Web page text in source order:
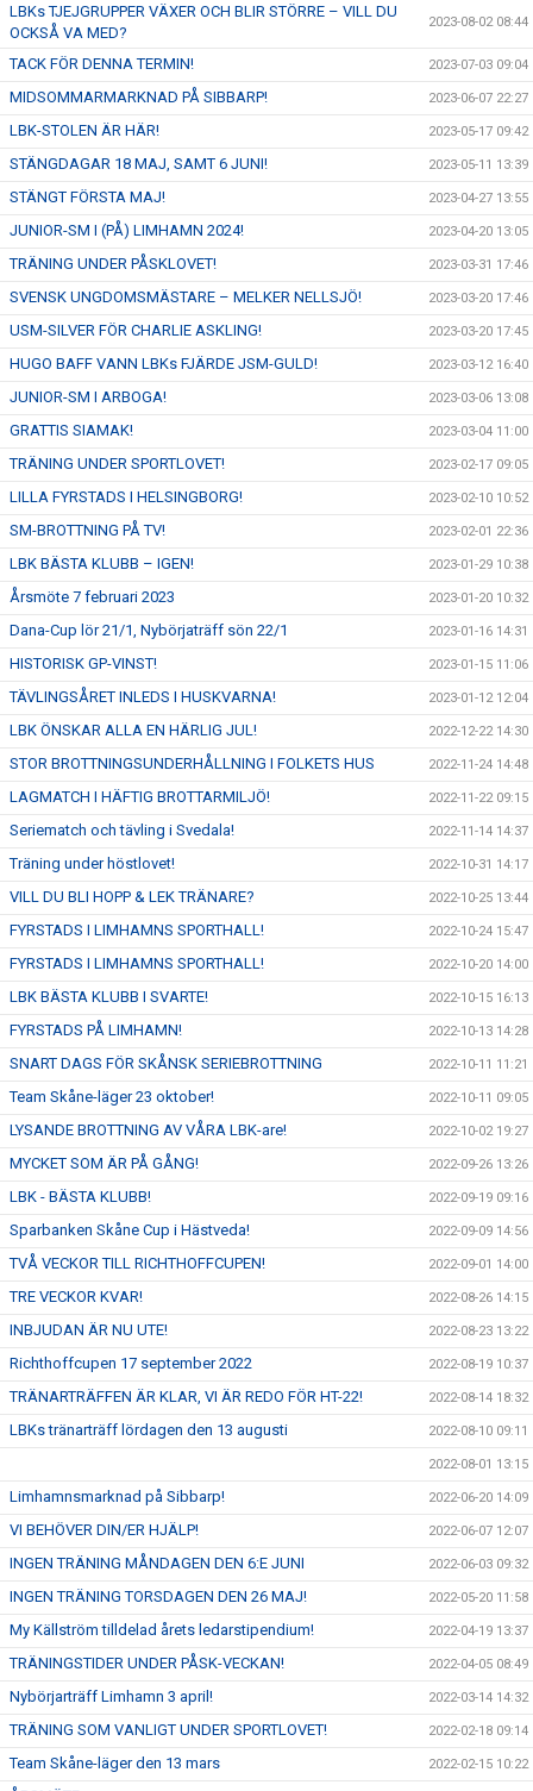
LBKs TJEJGRUPPER VÄXER OCH BLIR STÖRRE – VILL DU
OCKSÅ VA MED?
2023-08-02 08:44
TACK FÖR DENNA TERMIN! 2023-07-03 09:04
MIDSOMMARMARKNAD PÅ SIBBARP! 2023-06-07 22:27
LBK-STOLEN ÄR HÄR! 2023-05-17 09:42
STÄNGDAGAR 18 MAJ, SAMT 6 JUNI! 2023-05-11 13:39
STÄNGT FÖRSTA MAJ! 2023-04-27 13:55
JUNIOR-SM I (PÅ) LIMHAMN 2024! 2023-04-20 13:05
TRÄNING UNDER PÅSKLOVET! 2023-03-31 17:46
SVENSK UNGDOMSMÄSTARE – MELKER NELLSJÖ! 2023-03-20 17:46
USM-SILVER FÖR CHARLIE ASKLING! 2023-03-20 17:45
HUGO BAFF VANN LBKs FJÄRDE JSM-GULD! 2023-03-12 16:40
JUNIOR-SM I ARBOGA! 2023-03-06 13:08
GRATTIS SIAMAK! 2023-03-04 11:00
TRÄNING UNDER SPORTLOVET! 2023-02-17 09:05
LILLA FYRSTADS I HELSINGBORG! 2023-02-10 10:52
SM-BROTTNING PÅ TV! 2023-02-01 22:36
LBK BÄSTA KLUBB – IGEN! 2023-01-29 10:38
Årsmöte 7 februari 2023 2023-01-20 10:32
Dana-Cup lör 21/1, Nybörjaträff sön 22/1 2023-01-16 14:31
HISTORISK GP-VINST! 2023-01-15 11:06
TÄVLINGSÅRET INLEDS I HUSKVARNA! 2023-01-12 12:04
LBK ÖNSKAR ALLA EN HÄRLIG JUL! 2022-12-22 14:30
STOR BROTTNINGSUNDERHÅLLNING I FOLKETS HUS 2022-11-24 14:48
LAGMATCH I HÄFTIG BROTTARMILJÖ! 2022-11-22 09:15
Seriematch och tävling i Svedala! 2022-11-14 14:37
Träning under höstlovet! 2022-10-31 14:17
VILL DU BLI HOPP & LEK TRÄNARE? 2022-10-25 13:44
FYRSTADS I LIMHAMNS SPORTHALL! 2022-10-24 15:47
FYRSTADS I LIMHAMNS SPORTHALL! 2022-10-20 14:00
LBK BÄSTA KLUBB I SVARTE! 2022-10-15 16:13
FYRSTADS PÅ LIMHAMN! 2022-10-13 14:28
SNART DAGS FÖR SKÅNSK SERIEBROTTNING 2022-10-11 11:21
Team Skåne-läger 23 oktober! 2022-10-11 09:05
LYSANDE BROTTNING AV VÅRA LBK-are! 2022-10-02 19:27
MYCKET SOM ÄR PÅ GÅNG! 2022-09-26 13:26
LBK - BÄSTA KLUBB! 2022-09-19 09:16
Sparbanken Skåne Cup i Hästveda! 2022-09-09 14:56
TVÅ VECKOR TILL RICHTHOFFCUPEN! 2022-09-01 14:00
TRE VECKOR KVAR! 2022-08-26 14:15
INBJUDAN ÄR NU UTE! 2022-08-23 13:22
Richthoffcupen 17 september 2022 2022-08-19 10:37
TRÄNARTRÄFFEN ÄR KLAR, VI ÄR REDO FÖR HT-22! 2022-08-14 18:32
LBKs tränarträff lördagen den 13 augusti 2022-08-10 09:11
2022-08-01 13:15
Limhamnsmarknad på Sibbarp! 2022-06-20 14:09
VI BEHÖVER DIN/ER HJÄLP! 2022-06-07 12:07
INGEN TRÄNING MÅNDAGEN DEN 6:E JUNI 2022-06-03 09:32
INGEN TRÄNING TORSDAGEN DEN 26 MAJ! 2022-05-20 11:58
My Källström tilldelad årets ledarstipendium! 2022-04-19 13:37
TRÄNINGSTIDER UNDER PÅSK-VECKAN! 2022-04-05 08:49
Nybörjarträff Limhamn 3 april! 2022-03-14 14:32
TRÄNING SOM VANLIGT UNDER SPORTLOVET! 2022-02-18 09:14
Team Skåne-läger den 13 mars 2022-02-15 10:22